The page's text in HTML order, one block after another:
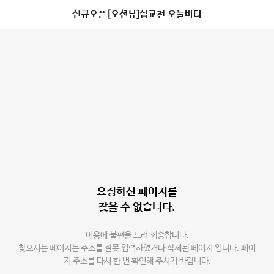
신규오픈[오션뷰]삽교천 오늘바다
요청하신 페이지를
찾을 수 없습니다.
이용에 불편을 드려 죄송합니다.
찾으시는 페이지는 주소를 잘못 입력하였거나 삭제된 페이지 입니다. 페이
지 주소를 다시 한 번 확인해 주시기 바랍니다.